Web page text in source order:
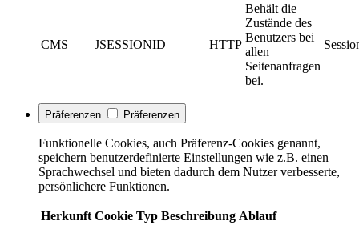
CMS JSESSIONID HTTP
Behält die
Zustände des
Benutzers bei
allen
Seitenanfragen
bei.
Präferenzen Präferenzen
Funktionelle Cookies, auch Präferenz-Cookies genannt,
speichern benutzerdefinierte Einstellungen wie z.B. einen
Sprachwechsel und bieten dadurch dem Nutzer verbesserte,
persönlichere Funktionen.
Herkunft Cookie Typ Beschreibung Ablauf